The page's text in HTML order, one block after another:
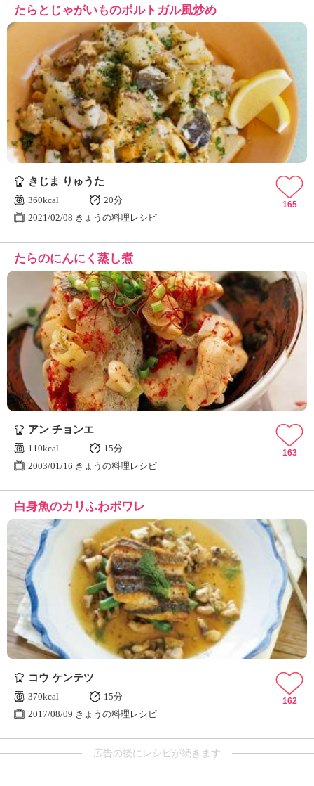
たらとじゃがいものポルトガル風炒め
きじま りゅうた
360kcal
20分
2021/02/08 きょうの料理レシピ
165
たらのにんにく蒸し煮
アン チョンエ
110kcal
15分
2003/01/16 きょうの料理レシピ
163
白身魚のカリふわポワレ
コウ ケンテツ
370kcal
15分
2017/08/09 きょうの料理レシピ
162
広告の後にレシピが続きます